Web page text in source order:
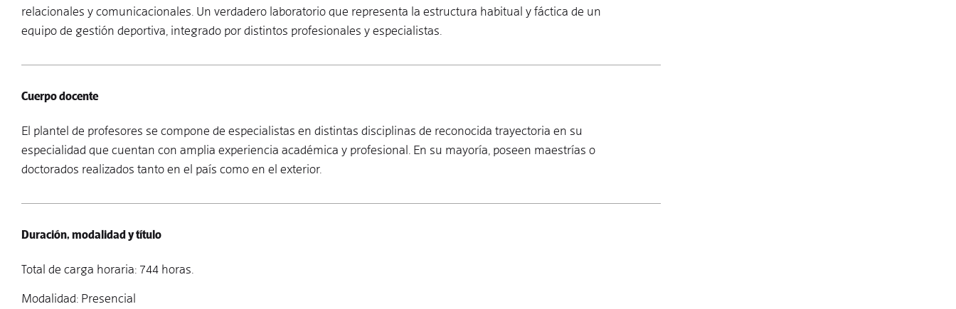
relacionales y comunicacionales. Un verdadero laboratorio que representa la estructura habitual y fáctica de un
equipo de gestión deportiva, integrado por distintos profesionales y especialistas.
Cuerpo docente
El plantel de profesores se compone de especialistas en distintas disciplinas de reconocida trayectoria en su
especialidad que cuentan con amplia experiencia académica y profesional. En su mayoría, poseen maestrías o
doctorados realizados tanto en el país como en el exterior.
Duración, modalidad y título
Total de carga horaria: 744 horas.
Modalidad: Presencial